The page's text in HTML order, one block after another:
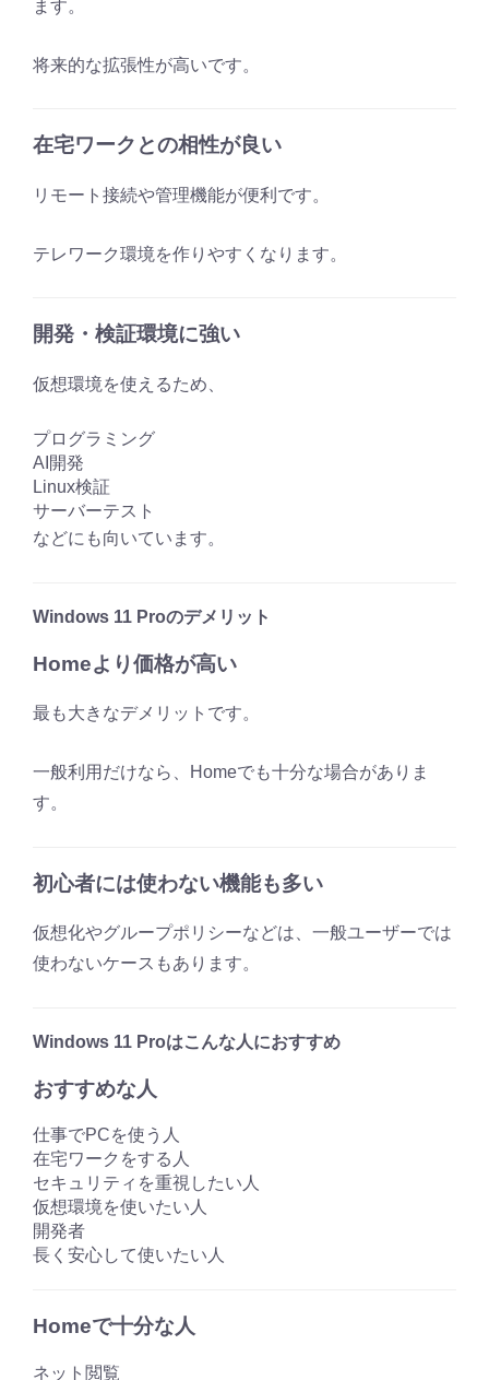
ます。
将来的な拡張性が高いです。
在宅ワークとの相性が良い
リモート接続や管理機能が便利です。
テレワーク環境を作りやすくなります。
開発・検証環境に強い
仮想環境を使えるため、
プログラミング
AI開発
Linux検証
サーバーテスト
などにも向いています。
Windows 11 Proのデメリット
Homeより価格が高い
最も大きなデメリットです。
一般利用だけなら、Homeでも十分な場合がありま
す。
初心者には使わない機能も多い
仮想化やグループポリシーなどは、一般ユーザーでは
使わないケースもあります。
Windows 11 Proはこんな人におすすめ
おすすめな人
仕事でPCを使う人
在宅ワークをする人
セキュリティを重視したい人
仮想環境を使いたい人
開発者
長く安心して使いたい人
Homeで十分な人
ネット閲覧